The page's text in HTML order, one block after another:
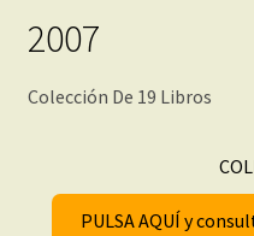
2007
Colección De 19 Libros
PULSA AQUÍ y